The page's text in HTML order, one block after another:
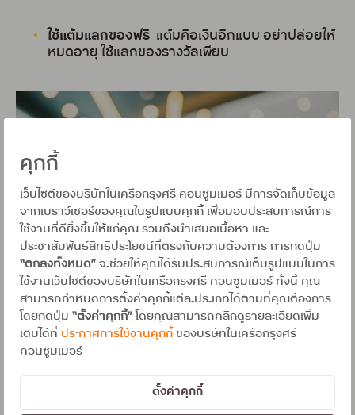
คุกกี้
เว็บไซต์ของบริษัทในเครือกรุงศรี คอนซูมเมอร์ มีการจัดเก็บข้อมูล
จากเบราว์เซอร์ของคุณในรูปแบบคุกกี้ เพื่อมอบประสบการณ์การ
ใช้งานที่ดียิ่งขึ้นให้แก่คุณ รวมถึงนำเสนอเนื้อหา และ
ประชาสัมพันธ์สิทธิประโยชน์ที่ตรงกับความต้องการ การกดปุ่ม
“ตกลงทั้งหมด”จะช่วยให้คุณได้รับประสบการณ์เต็มรูปแบบในการ
ใช้งานเว็บไซต์ของบริษัทในเครือกรุงศรี คอนซูมเมอร์ ทั้งนี้ คุณ
สามารถกำหนดการตั้งค่าคุกกี้แต่ละประเภทได้ตามที่คุณต้องการ
โดยกดปุ่ม “ตั้งค่าคุกกี้”โดยคุณสามารถคลิกดูรายละเอียดเพิ่ม
เติมได้ที่ ประกาศการใช้งานคุกกี้ของบริษัทในเครือกรุงศรี
คอนซูมเมอร์
ตั้งค่าคุกกี้
ใช้แต้มแลกของฟรี แต้มคือเงินอีกแบบ อย่าปล่อยให้
หมดอายุ ใช้แลกของรางวัลเพียบ
3.เช็กนิสัยการใช้บัตรที่ควรปรับ
รูดก่อน คิดทีหลังถ้าทำแบบนี้ รับรองหมดตัวแน่
มีหลายบัตร แต่ใช้ไม่คุ้มบัตรแต่ละใบมีโปรฯ ที่ต่างกัน
ใช้ให้ตรงจุดจะได้ประโยชน์สูงสุด